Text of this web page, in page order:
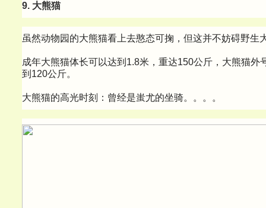
9. 大熊猫
虽然动物园的大熊猫看上去憨态可掬，但这并不妨碍野生
成年大熊猫体长可以达到1.8米，重达150公斤，大熊猫外
到120公斤。
大熊猫的高光时刻：曾经是蚩尤的坐骑。。。。